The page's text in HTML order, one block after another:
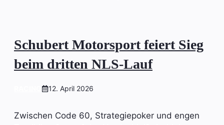
Schubert Motorsport feiert Sieg
beim dritten NLS-Lauf
12. April 2026
Zwischen Code 60, Strategiepoker und engen